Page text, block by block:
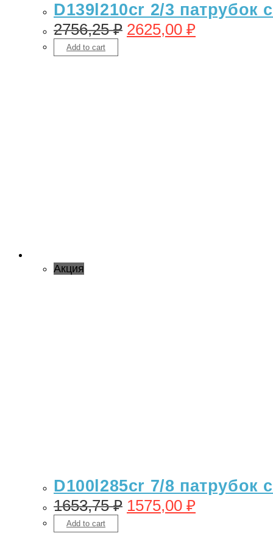
D139l210cr 2/3 патрубок
2756,25₽ 2625,00 ₽
Add to cart
Акция
D100l285cr 7/8 патрубок
1653,75₽ 1575,00 ₽
Add to cart